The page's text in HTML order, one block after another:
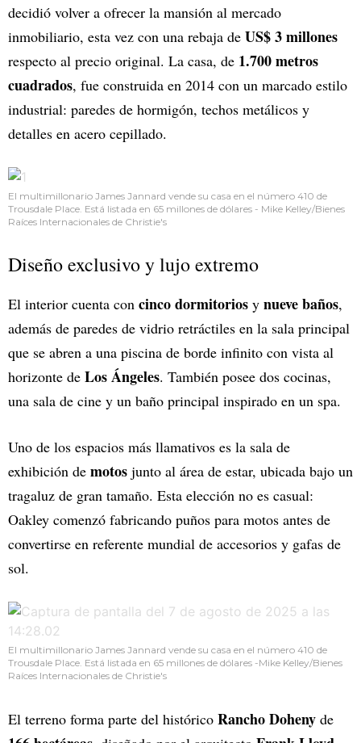
decidió volver a ofrecer la mansión al mercado
inmobiliario, esta vez con una rebaja de US$ 3 millones
respecto al precio original. La casa, de 1.700 metros
cuadrados, fue construida en 2014 con un marcado estilo
industrial: paredes de hormigón, techos metálicos y
detalles en acero cepillado.
El multimillonario James Jannard vende su casa en el número 410 de
Trousdale Place. Está listada en 65 millones de dólares - Mike Kelley/Bienes
Raíces Internacionales de Christie's
Diseño exclusivo y lujo extremo
El interior cuenta con cinco dormitorios y nueve baños,
además de paredes de vidrio retráctiles en la sala principal
que se abren a una piscina de borde infinito con vista al
horizonte de Los Ángeles. También posee dos cocinas,
una sala de cine y un baño principal inspirado en un spa.
Uno de los espacios más llamativos es la sala de
exhibición de motos junto al área de estar, ubicada bajo un
tragaluz de gran tamaño. Esta elección no es casual:
Oakley comenzó fabricando puños para motos antes de
convertirse en referente mundial de accesorios y gafas de
sol.
El multimillonario James Jannard vende su casa en el número 410 de
Trousdale Place. Está listada en 65 millones de dólares -Mike Kelley/Bienes
Raíces Internacionales de Christie's
El terreno forma parte del histórico Rancho Doheny de